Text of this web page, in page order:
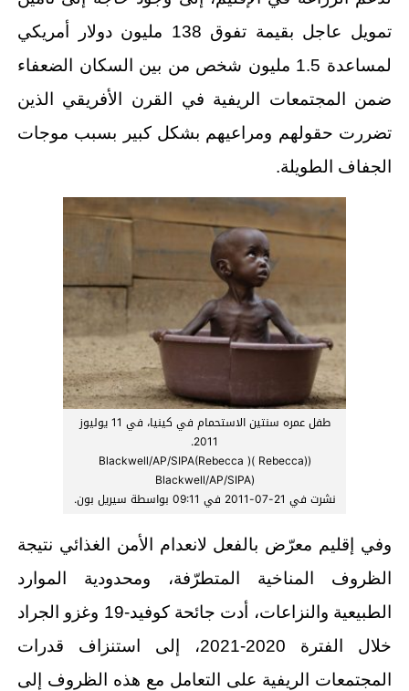
تمويل عاجل بقيمة تفوق 138 مليون دولار أمريكي
لمساعدة 1.5 مليون شخص من بين السكان الضعفاء
ضمن المجتمعات الريفية في القرن الأفريقي الذين
تضررت حقولهم ومراعيهم بشكل كبير بسبب موجات
الجفاف الطويلة.
طفل عمره سنتين الاستحمام في كينيا، في 11 يوليوز
2011.
((Rebecca )Blackwell/AP/SIPA(Rebecca )
(Blackwell/AP/SIPA
نشرت في 21-07-2011 في 09:11 بواسطة سيريل بون.
وفي إقليم معرّض بالفعل لانعدام الأمن الغذائي نتيجة
الظروف المناخية المتطرّفة، ومحدودية الموارد
الطبيعية والنزاعات، أدت جائحة كوفيد-19 وغزو الجراد
خلال الفترة 2020-2021، إلى استنزاف قدرات
المجتمعات الريفية على التعامل مع هذه الظروف إلى